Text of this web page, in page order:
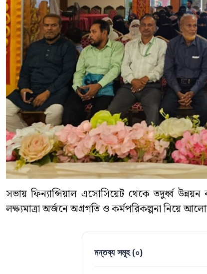
সভায় ফিন্যান্সিয়াল এসোসিয়েট থেকে তদুর্ধ্ব
লক্ষ্যমাত্রা অর্জনে অগ্রগতি ও কর্মপরিকল্পনা নিয়ে
মন্তব্য সমূহ (০)